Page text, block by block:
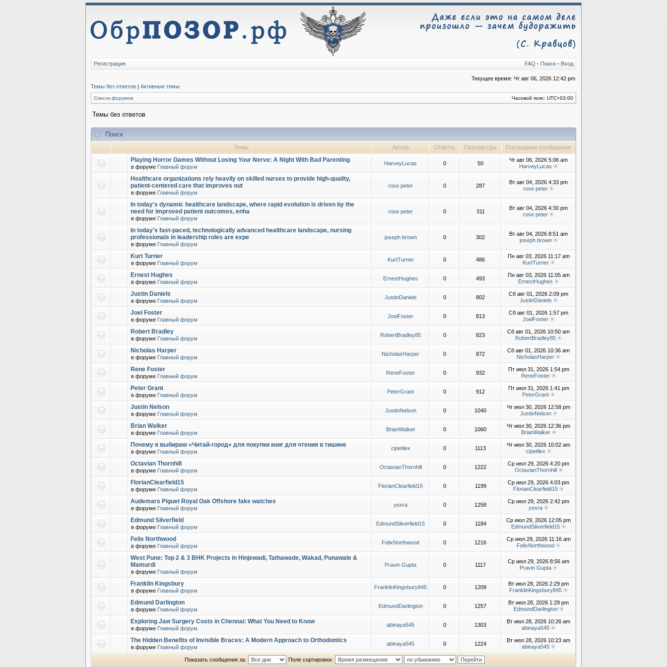
FAQ • Поиск • Вход
Регистрация
Текущее время: Чт авг 06, 2026 12:42 pm
Темы без ответов | Активные темы
Список форумов Часовой пояс: UTC+03:00
Темы без ответов
Поиск
Темы Автор Ответы Просмотры
Последнее сообщение
Playing Horror Games Without Losing Your Nerve: A Night With Bad Parenting
в форуме Главный форум
HarveyLucas 0 50
Чт авг 06, 2026 5:06 am
HarveyLucas
Healthcare organizations rely heavily on skilled nurses to provide high-quality,
patient-centered care that improves out
в форуме Главный форум
rose peter 0 287
Вт авг 04, 2026 4:33 pm
rose peter
In today's dynamic healthcare landscape, where rapid evolution is driven by the
need for improved patient outcomes, enha
в форуме Главный форум
rose peter 0 311
Вт авг 04, 2026 4:30 pm
rose peter
In today's fast-paced, technologically advanced healthcare landscape, nursing
professionals in leadership roles are expe
в форуме Главный форум
joseph brown 0 302
Вт авг 04, 2026 8:51 am
joseph brown
Kurt Turner
в форуме Главный форум
KurtTurner 0 486
Пн авг 03, 2026 11:17 am
KurtTurner
Ernest Hughes
в форуме Главный форум
ErnestHughes 0 493
Пн авг 03, 2026 11:05 am
ErnestHughes
Justin Daniels
в форуме Главный форум
JustinDaniels 0 802
Сб авг 01, 2026 2:09 pm
JustinDaniels
Joel Foster
в форуме Главный форум
JoelFoster 0 813
Сб авг 01, 2026 1:57 pm
JoelFoster
Robert Bradley
в форуме Главный форум
RobertBradley85 0 823
Сб авг 01, 2026 10:50 am
RobertBradley85
Nicholas Harper
в форуме Главный форум
NicholasHarper 0 872
Сб авг 01, 2026 10:36 am
NicholasHarper
Rene Foster
в форуме Главный форум
ReneFoster 0 932
Пт июл 31, 2026 1:54 pm
ReneFoster
Peter Grant
в форуме Главный форум
PeterGrant 0 912
Пт июл 31, 2026 1:41 pm
PeterGrant
Justin Nelson
в форуме Главный форум
JustinNelson 0 1040
Чт июл 30, 2026 12:58 pm
JustinNelson
Brian Walker
в форуме Главный форум
BrianWalker 0 1060
Чт июл 30, 2026 12:36 pm
BrianWalker
Почему я выбираю «Читай-город» для покупки книг для чтения в тишине
в форуме Главный форум
cipetilex 0 1113
Чт июл 30, 2026 10:02 am
cipetilex
Octavian Thornhill
в форуме Главный форум
OctavianThornhill 0 1222
Ср июл 29, 2026 4:20 pm
OctavianThornhill
FlorianClearfield15
в форуме Главный форум
FlorianClearfield15 0 1199
Ср июл 29, 2026 4:03 pm
FlorianClearfield15
Audemars Piguet Royal Oak Offshore fake watches
в форуме Главный форум
yexra 0 1258
Ср июл 29, 2026 2:42 pm
yexra
Edmund Silverfield
в форуме Главный форум
EdmundSilverfield15 0 1184
Ср июл 29, 2026 12:05 pm
EdmundSilverfield15
Felix Northwood
в форуме Главный форум
FelixNorthwood 0 1216
Ср июл 29, 2026 11:16 am
FelixNorthwood
West Pune: Top 2 & 3 BHK Projects in Hinjewadi, Tathawade, Wakad, Punawale &
Mamurdi
в форуме Главный форум
Pravin Gupta 0 1117
Ср июл 29, 2026 8:56 am
Pravin Gupta
Franklin Kingsbury
в форуме Главный форум
FranklinKingsbury845 0 1209
Вт июл 28, 2026 2:29 pm
FranklinKingsbury845
Edmund Darlington
в форуме Главный форум
EdmundDarlington 0 1257
Вт июл 28, 2026 1:29 pm
EdmundDarlington
Exploring Jaw Surgery Costs in Chennai: What You Need to Know
в форуме Главный форум
abinaya545 0 1303
Вт июл 28, 2026 10:26 am
abinaya545
The Hidden Benefits of Invisible Braces: A Modern Approach to Orthodontics
в форуме Главный форум
abinaya545 0 1224
Вт июл 28, 2026 10:23 am
abinaya545
Показать сообщения за: Поле сортировки: